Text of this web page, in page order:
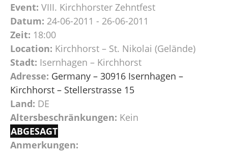
Event: VIII. Kirchhorster Zehntfest
Datum: 24-06-2011 - 26-06-2011
Zeit: 18:00
Location: Kirchhorst – St. Nikolai (Gelände)
Stadt: Isernhagen – Kirchhorst
Adresse: Germany – 30916 Isernhagen –
Kirchhorst – Stellerstrasse 15
Land: DE
Altersbeschränkungen: Kein
ABGESAGT
Anmerkungen: